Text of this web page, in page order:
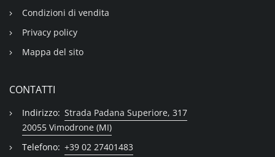
Condizioni di vendita
Privacy policy
Mappa del sito
CONTATTI
Indirizzo: Strada Padana Superiore, 317
20055 Vimodrone (MI)
Telefono: +39 02 27401483